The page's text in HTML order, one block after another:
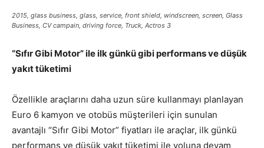
2015, glass business, glass, service, front shield, windscreen, screen, Glass
Business, CV campain, driving force, Truck, Actros 3
“Sıfır Gibi Motor” ile ilk günkü gibi performans ve düşük
yakıt tüketimi
Özellikle araçlarını daha uzun süre kullanmayı planlayan
Euro 6 kamyon ve otobüs müşterileri için sunulan
avantajlı “Sıfır Gibi Motor” fiyatları ile araçlar, ilk günkü
performans ve düşük yakıt tüketimi ile yoluna devam